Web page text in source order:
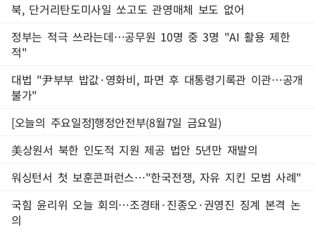
북, 단거리탄도미사일 쏘고도 관영매체 보도 없어
정부는 적극 쓰라는데…공무원 10명 중 3명 "AI 활용 제한
적"
대법 "尹부부 밥값·영화비, 파면 후 대통령기록관 이관…공개
불가"
[오늘의 주요일정]행정안전부(8월7일 금요일)
美상원서 북한 인도적 지원 제공 법안 5년만 재발의
워싱턴서 첫 보훈콘퍼런스…"한국전쟁, 자유 지킨 모범 사례"
국힘 윤리위 오늘 회의…조경태·진종오·권영진 징계 본격 논
의